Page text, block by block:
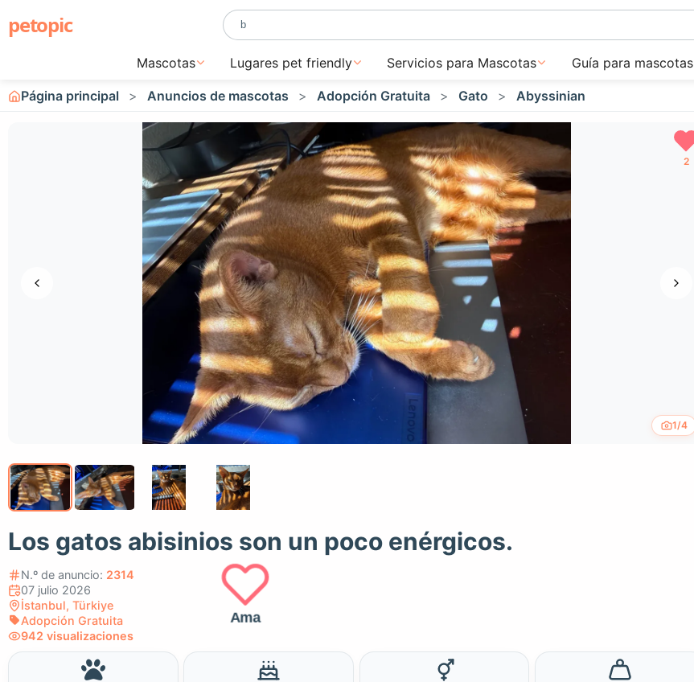
petopic
Mascotas Lugares pet friendly Servicios para Mascotas Guía para mascotas
Página principal Anuncios de mascotas Adopción Gratuita Gato Abyssinian
1/4
2
Los gatos abisinios son un poco enérgicos.
N.º de anuncio: 2314
07 julio 2026
İstanbul, Türkiye
Adopción Gratuita
942 visualizaciones
Ama